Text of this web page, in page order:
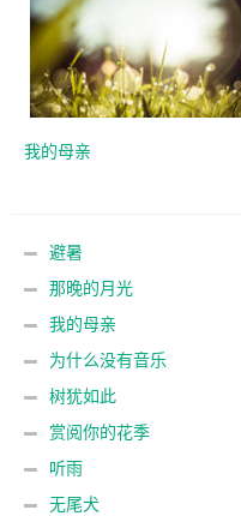
我的母亲
避暑
那晚的月光
我的母亲
为什么没有音乐
树犹如此
赏阅你的花季
听雨
无尾犬